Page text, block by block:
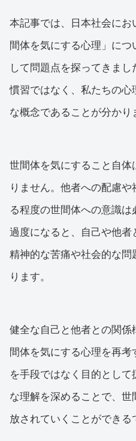
本記事では、日本社会に
間体を気にする心理」に
して問題点を探ってきま
慣習ではなく、私たちの
な概念であることが分かり
世間体を気にすること自
りません。他者への配慮
る程度の世間体への意識
過度になると、自己や他者
精神的な苦痛や社会的な
ります。
健全な自己と他者との関
間体を気にする心理を再
を手段ではなく目的とし
な理解を深めることで、
放されていくことができる